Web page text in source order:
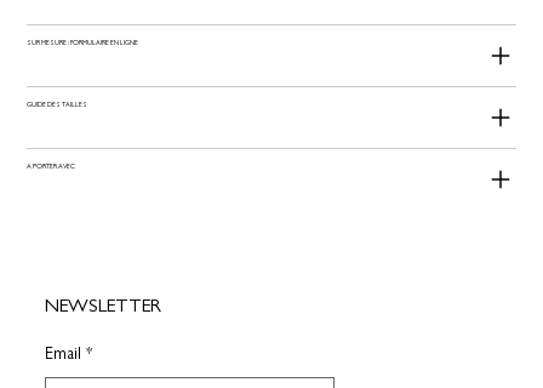
SUR MESURE : FORMULAIRE EN LIGNE
GUIDE DES TAILLES
A PORTER AVEC
NEWSLETTER
Email *